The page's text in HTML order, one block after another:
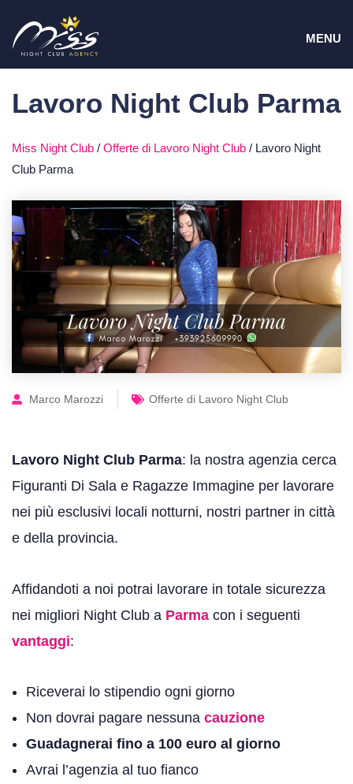
contenuto
MENU
Lavoro Night Club Parma
Miss Night Club / Offerte di Lavoro Night Club / Lavoro Night
Club Parma
Marco Marozzi Offerte di Lavoro Night Club
Lavoro Night Club Parma: la nostra agenzia cerca
Figuranti Di Sala e Ragazze Immagine per lavorare
nei più esclusivi locali notturni, nostri partner in città
e della provincia.
Affidandoti a noi potrai lavorare in totale sicurezza
nei migliori Night Club a Parma con i seguenti
vantaggi:
Riceverai lo stipendio ogni giorno
Non dovrai pagare nessuna cauzione
Guadagnerai fino a 100 euro al giorno
Avrai l’agenzia al tuo fianco